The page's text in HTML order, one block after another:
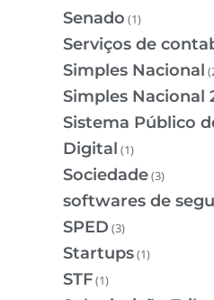
Senado (1)
Serviços de
Simples Nacional
Simples Nacional
Sistema Público
Digital (1)
Sociedade(3)
softwares de
SPED (3)
Startups(1)
STF(1)